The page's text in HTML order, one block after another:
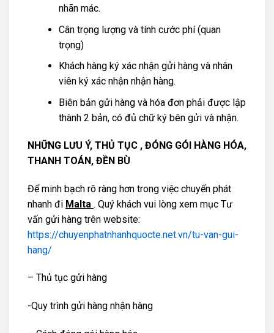
nhãn mác.
Cân trọng lượng và tính cước phí (quan
trọng)
Khách hàng ký xác nhận gửi hàng và nhân
viên ký xác nhận nhận hàng.
Biên bản gửi hàng và hóa đơn phải được lập
thành 2 bản, có đủ chữ ký bên gửi và nhận.
NHỮNG LƯU Ý, THỦ TỤC , ĐÓNG GÓI HÀNG HÓA,
THANH TOÁN, ĐỀN BÙ
Để minh bạch rõ ràng hơn trong việc chuyển phát
nhanh đi Malta . Quý khách vui lòng xem mục Tư
vấn gửi hàng trên website:
https://chuyenphatnhanhquocte.net.vn/tu-van-gui-
hang/
– Thủ tục gửi hàng
-Quy trình gửi hàng nhận hàng